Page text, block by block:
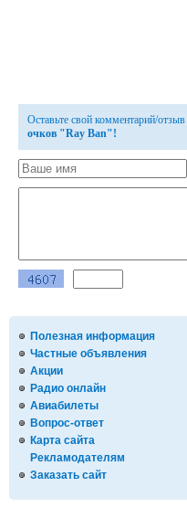
Полезная информация
Частные объявления
Акции
Радио онлайн
Авиабилеты
Вопрос-ответ
Карта сайта
Рекламодателям
Заказать сайт
Оставьте свой комментарий/отзыв
очков "Ray Ban"!